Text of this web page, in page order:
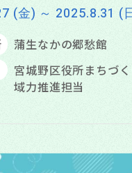
(金) ～ 2025.8.31 (
蒲生なかの郷愁館
宮城野区役所まちづ
域力推進担当